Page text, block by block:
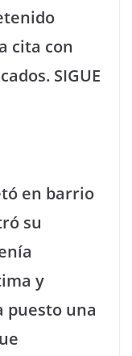
cita con
SIGUE
en barrio
su
y
puesto una